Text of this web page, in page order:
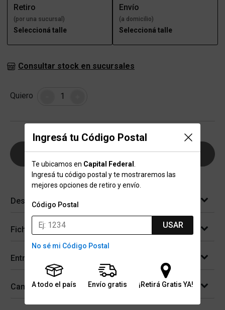
Ingresá tu Código Postal
Te ubicamos en Capital Federal
Ingresá tu código postal y te mostraremos las
mejores opciones de retiro y envío.
Código Postal
USAR
No sé mi Código Postal
A todo el país Envío gratis ¡Retirá Gratis YA!
Retiro
(por una sucursal)
Seleccioná talle
Envío
(a domicilio)
Seleccioná talle
Consultar stock en sucursales
Quiero Cantidad
AGREGAR AL CARRITO
Descripción
Ficha técnica
Entregas
Cambios y devoluciones